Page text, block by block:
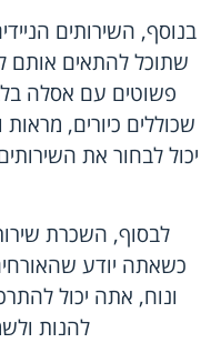
בנוסף, השירותים
שתוכל להתאים אותם
פשוטים עם אסלה
שכוללים כיורים, מראות
יכול לבחור את
לבסוף, השכרת
כשאתה יודע
ונוח, אתה יכול
להנות